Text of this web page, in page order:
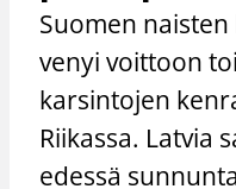
Suomen
venyi voittoon
karsintojen
Riikassa. Latvia
edessä